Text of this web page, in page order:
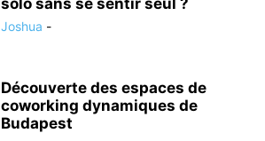
solo sans se sentir seul ?
Joshua -
Découverte des espaces de
coworking dynamiques de
Budapest